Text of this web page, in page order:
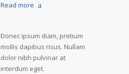
Read more
Donec ipsum diam, pretium
mollis dapibus risus. Nullam
dolor nibh pulvinar at
interdum eget.